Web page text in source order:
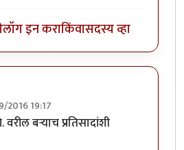
लॉग इन कराकिंवासदस्य व्हा
2016 19:17
बर्‍याच प्रतिसादांशी